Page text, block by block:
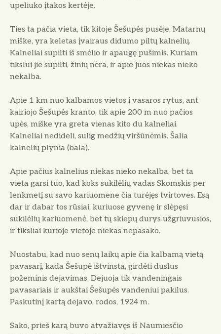
upeliuko įtakos kertėje.
Ties ta pačia vieta, tik kitoje Šešupės pusėje, Matarnų
miške, yra keletas įvairaus didumo piltų kalnelių.
Kalneliai supilti iš smėlio ir apaugę pušimis. Kuriam
tikslui jie supilti, žinių nėra, ir apie juos niekas nieko
nekalba.
Apie 1 km nuo kalbamos vietos į vasaros rytus, ant
kairiojo Šešupės kranto, tik apie 200 m nuo pačios
upės, miške yra greta vienas kito du kalneliai.
Kalneliai nedideli, sulig medžių viršūnėmis. Šalia
kalnelių plynia (bala).
Apie pačius kalnelius niekas nieko nekalba, bet ta
vieta garsi tuo, kad koks sukilėlių vadas Skomskis per
lenkmetį su savo kariuomene čia turėjęs tvirtoves. Esą
dar ir dabar tos rūsiai, kuriuose gyvenę ir slėpęsi
sukilėlių kariuomenė, bet tų skiepų durys užgriuvusios,
ir tiksliai kurioje vietoje niekas nepasako.
Nuostabu, kad nuo senų laikų apie čia kalbamą vietą
pavasarį, kada Šešupė ištvinsta, girdėti duslus
požeminis dejavimas. Dejuoja tik vandeningais
pavasariais ir aukštai Šešupės vandeniui pakilus.
Paskutinį kartą dejavo, rodos, 1924 m.
Sako, prieš karą buvo atvažiavęs iš Naumiesčio